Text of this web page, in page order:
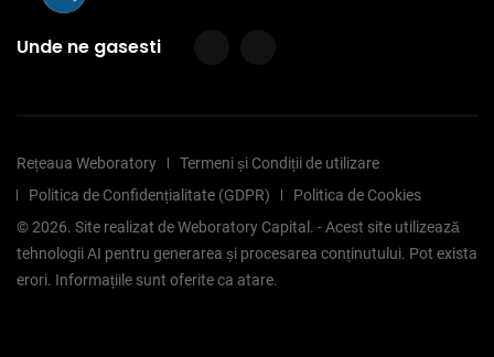
Unde ne gasesti
Rețeaua Weboratory
Termeni și Condiții de utilizare
Politica de Confidențialitate (GDPR)
Politica de Cookies
©2026. Site realizat de Weboratory Capital. - Acest site utilizează
tehnologii AI pentru generarea și procesarea conținutului. Pot exista
erori. Informațiile sunt oferite ca atare.